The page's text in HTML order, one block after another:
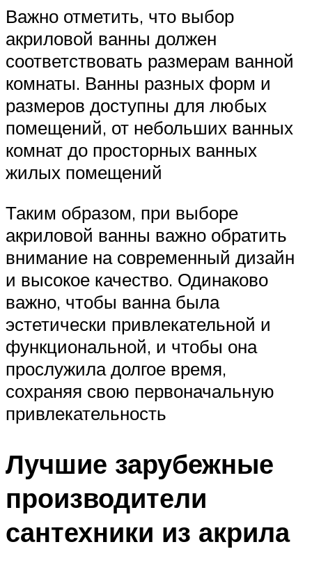
Важно отметить, что выбор
акриловой ванны должен
соответствовать размерам ванной
комнаты. Ванны разных форм и
размеров доступны для любых
помещений, от небольших ванных
комнат до просторных ванных
жилых помещений
Таким образом, при выборе
акриловой ванны важно обратить
внимание на современный дизайн
и высокое качество. Одинаково
важно, чтобы ванна была
эстетически привлекательной и
функциональной, и чтобы она
прослужила долгое время,
сохраняя свою первоначальную
привлекательность
Лучшие зарубежные
производители
сантехники из акрила